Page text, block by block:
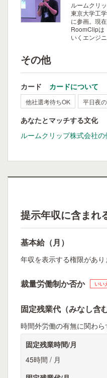
ルームクリ
東京大学工
に参画。現
RoomClipは
いくエンジ
その他
カード カードについて
他社選考待ちOK 平日夜
あなたとマッチする文化
ルームクリップ株式会社
提示年収に含まれ
基本給（月）
年収を表示する権限があり
裁量労働制か否か いい
固定残業代（みなし含む
時間外労働の有無に関わ
固定残業時間/月
45時間 / 月